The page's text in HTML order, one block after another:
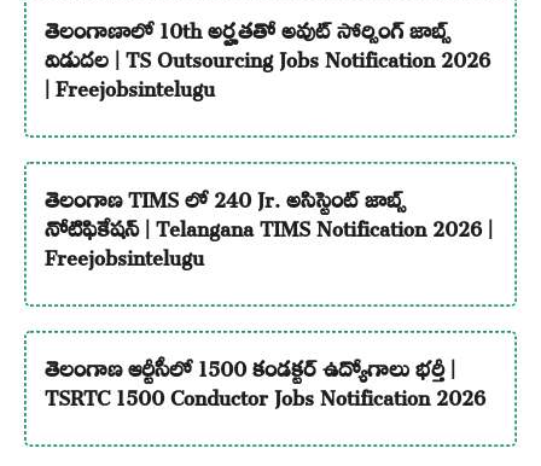
తెలంగాణాలో 10th అర్హతతో అవుట్ సోర్సింగ్ జాబ్స్
విడుదల | TS Outsourcing Jobs Notification 2026
| Freejobsintelugu
తెలంగాణ TIMS లో 240 Jr. అసిస్టెంట్ జాబ్స్
నోటిఫికేషన్ | Telangana TIMS Notification 2026 |
Freejobsintelugu
తెలంగాణ ఆర్టీసీలో 1500 కండక్టర్ ఉద్యోగాలు భర్తీ |
TSRTC 1500 Conductor Jobs Notification 2026